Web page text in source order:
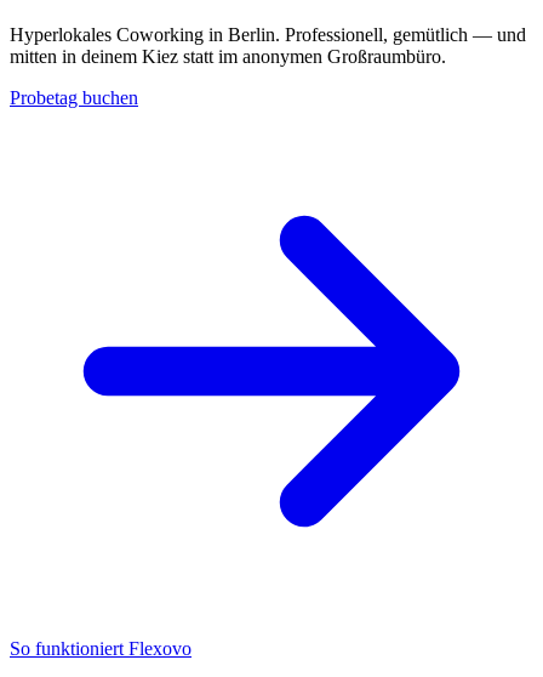
Hyperlokales Coworking in Berlin. Professionell, gemütlich — und
mitten in deinem Kiez statt im anonymen Großraumbüro.
Probetag buchen
So funktioniert Flexovo